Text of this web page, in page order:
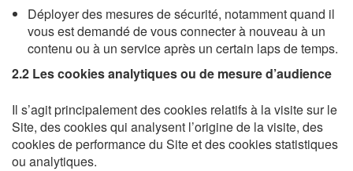
Déployer des mesures de sécurité, notamment quand il
vous est demandé de vous connecter à nouveau à un
contenu ou à un service après un certain laps de temps.
2.2 Les cookies analytiques ou de mesure d’audience
Il s’agit principalement des cookies relatifs à la visite sur le
Site, des cookies qui analysent l’origine de la visite, des
cookies de performance du Site et des cookies statistiques
ou analytiques.